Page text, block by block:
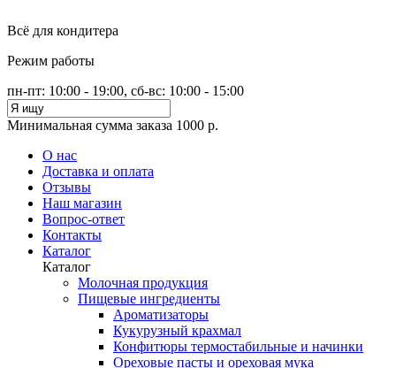
Всё для кондитера
Режим работы
пн-пт: 10:00 - 19:00, сб-вс: 10:00 - 15:00
Минимальная сумма заказа 1000 р.
О нас
Доставка и оплата
Отзывы
Наш магазин
Вопрос-ответ
Контакты
Каталог
Каталог
Молочная продукция
Пищевые ингредиенты
Ароматизаторы
Кукурузный крахмал
Конфитюры термостабильные и начинки
Ореховые пасты и ореховая мука